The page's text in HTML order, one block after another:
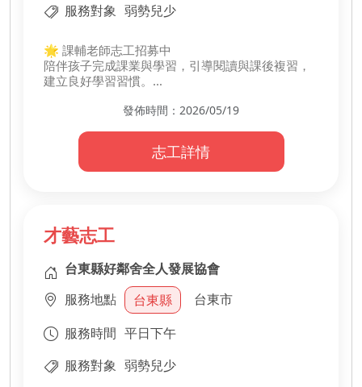
服務對象 弱勢兒少
🌟 課輔老師志工招募中
陪伴孩子完成課業與學習，引導閱讀與課後複習，
建立良好學習習慣。
・陪伴閱讀學習
・關懷與互動陪伴
發佈時間：2026/05/19
志工詳情
才藝志工
台東縣好鄰舍全人發展協會
服務地點
台東縣
台東市
服務時間 平日下午
服務對象 弱勢兒少